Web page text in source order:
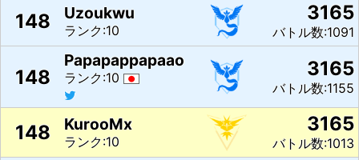
148 Uzoukwu
ランク:10
3165
バトル数:1091
148
Papapappapaao
ランク:10 3165
バトル数:1155
148 KurooMx
ランク:10
3165
バトル数:1013